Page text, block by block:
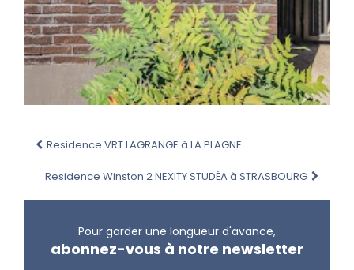
Residence VRT LAGRANGE à LA PLAGNE
Residence Winston 2 NEXITY STUDÉA à STRASBOURG
Pour garder une longueur d'avance,
abonnez-vous à notre newsletter